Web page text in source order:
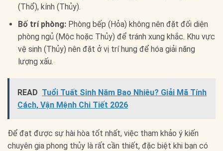
(Thổ), kính (Thủy).
Bố trí phòng:Phòng bếp (Hỏa) không nên đặt đối diện
phòng ngủ (Mộc hoặc Thủy) để tránh xung khắc. Khu vực
vệ sinh (Thủy) nên đặt ở vị trí hung để hóa giải năng
lượng xấu.
READ Tuổi Tuất Sinh Năm Bao Nhiêu? Giải Mã Tính
Cách, Vận Mệnh Chi Tiết 2026
Để đạt được sự hài hòa tốt nhất, việc tham khảo ý kiến
chuyên gia phong thủy là rất cần thiết, đặc biệt khi bạn có